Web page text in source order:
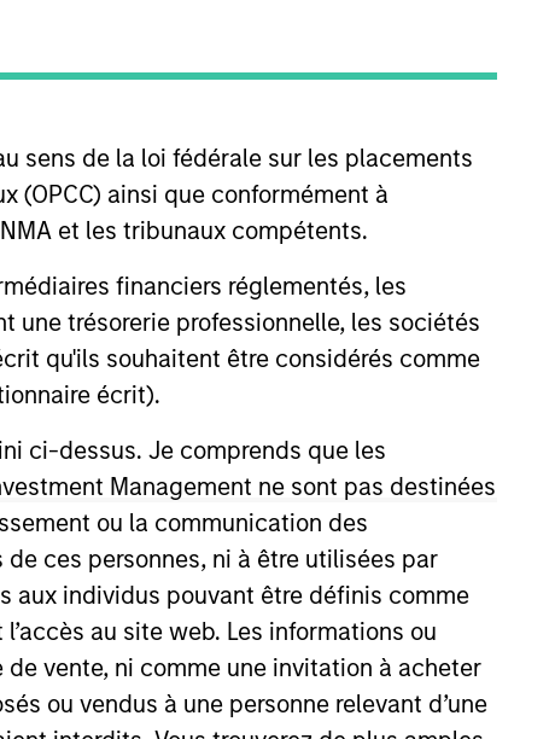
sens de la loi fédérale sur les placements
(OPCC) ainsi que conformément à
et les tribunaux compétents.
financiers réglementés, les
trésorerie professionnelle, les sociétés
qu'ils souhaitent être considérés comme
écrit).
ci-dessus. Je comprends que les
Management ne sont pas destinées
ou la communication des
ces personnes, ni à être utilisées par
aux individus pouvant être définis comme
au site web. Les informations ou
vente, ni comme une invitation à acheter
ou vendus à une personne relevant d’une
Morgan Stanley Expansion Capital
that the investment mentioned
The trademarks and service marks
sponsored, or otherwise approved by
are providing these hyperlinks to you
investigation, verification or
for the information contained on the site